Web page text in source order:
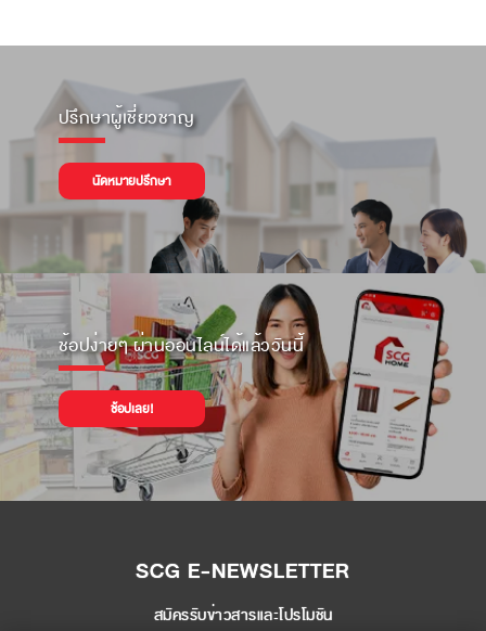
ปรึกษาผู้เชี่ยวชาญ
นัดหมายปรึกษา
ช้อปง่ายๆ ผ่านออนไลน์ได้แล้ววันนี้
ช้อปเลย!
SCG E-NEWSLETTER
สมัครรับข่าวสารและโปรโมชัน